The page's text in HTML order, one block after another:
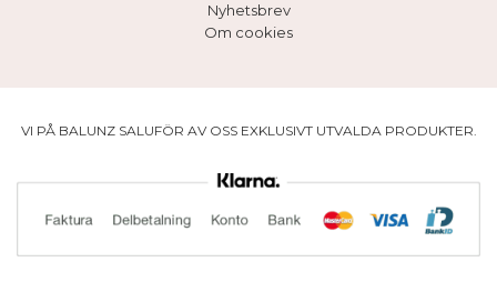
Nyhetsbrev
Om cookies
VI PÅ BALUNZ SALUFÖR AV OSS EXKLUSIVT UTVALDA PRODUKTER.